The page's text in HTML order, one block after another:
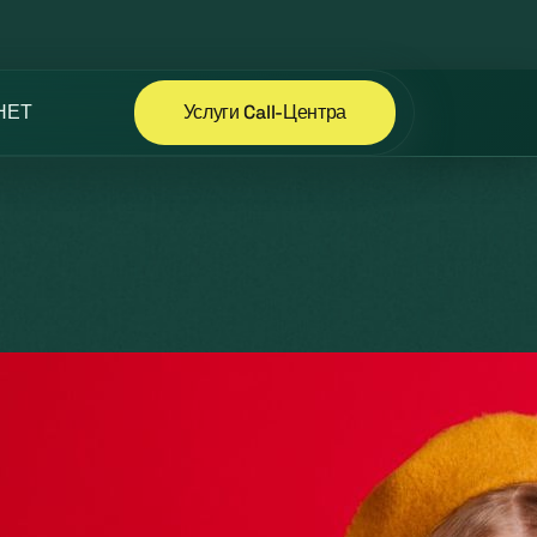
Услуги Call-Центра